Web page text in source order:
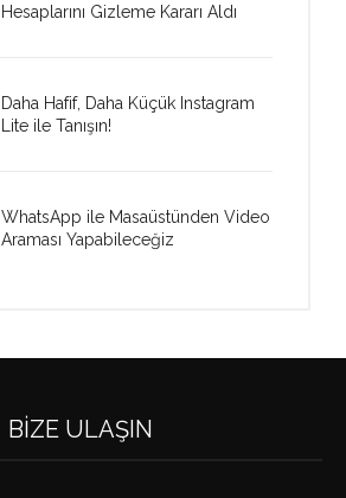
Hesaplarını Gizleme Kararı Aldı
Daha Hafif, Daha Küçük Instagram
Lite ile Tanışın!
WhatsApp ile Masaüstünden Video
Araması Yapabileceğiz
BIZE ULAŞIN